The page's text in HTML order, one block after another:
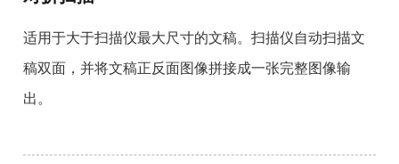
适用于大于扫描仪最大尺寸的文稿。扫描仪自动扫描文
稿双面，并将文稿正反面图像拼接成一张完整图像输
出。